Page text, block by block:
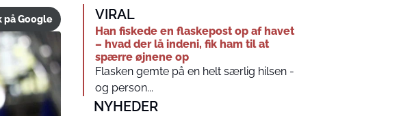
på Google VIRAL
Han fiskede en flaskepost op af havet
– hvad der lå indeni, fik ham til at
spærre øjnene op
Flasken gemte på en helt særlig hilsen -
og person...
NYHEDER